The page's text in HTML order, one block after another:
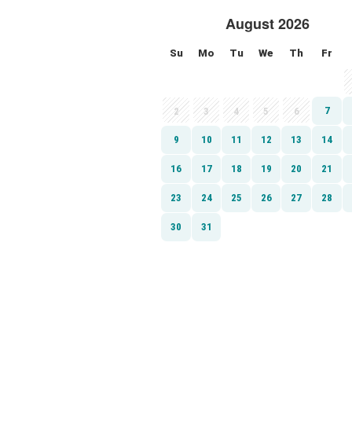
August 2026
Su Mo Tu We Th Fr
2 3 4 5 6 7
9 10 11 12 13 14
16 17 18 19 20 21
23 24 25 26 27 28
30 31